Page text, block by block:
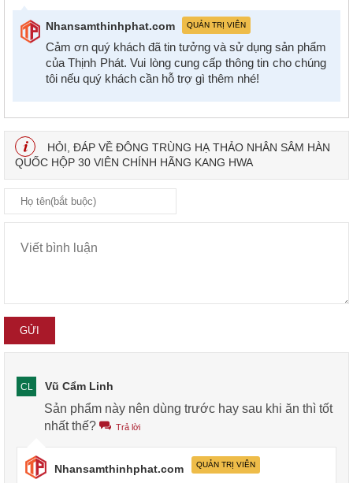
Nhansamthinhphat.com QUẢN TRỊ VIÊN
Cảm ơn quý khách đã tin tưởng và sử dụng sản phẩm
của Thịnh Phát. Vui lòng cung cấp thông tin cho chúng
tôi nếu quý khách cần hỗ trợ gì thêm nhé!
HỎI, ĐÁP VỀ ĐÔNG TRÙNG HẠ THẢO NHÂN SÂM HÀN
QUỐC HỘP 30 VIÊN CHÍNH HÃNG KANG HWA
CL Vũ Cẩm Linh
Sản phẩm này nên dùng trước hay sau khi ăn thì tốt
nhất thế?
Trả lời
Nhansamthinhphat.com QUẢN TRỊ VIÊN